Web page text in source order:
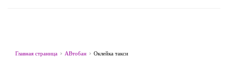
Главная страница АВтобан Оклейка такси